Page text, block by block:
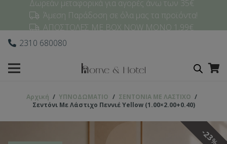
Δωρεάν μεταφορικά για αγορές άνω των 35€
Άμεση Παράδοση σε όλα μας τα προϊόντα!
ΑΠΟΣΤΟΛΕΣ ΜΕ BOX NOW ΜΟΝΟ 1,99€
2310 680080
Αρχική / ΥΠΝΟΔΩΜΑΤΙO / ΣΕΝΤΟΝΙΑ ΜΕ ΛΑΣΤΙΧΟ /
Σεντόνι Με Λάστιχο Πεννιέ Yellow (1.00×2.00+0.40)
%
23